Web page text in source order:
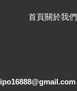
首頁關於我們
ipo16888@gmail.com